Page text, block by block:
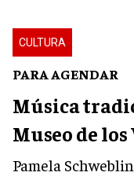
CULTURA
PARA AGENDAR
Música
Museo de
Pamela